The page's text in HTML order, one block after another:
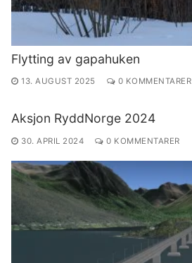
Flytting av gapahuken
13. AUGUST 2025 0 KOMMENTARER
Aksjon RyddNorge 2024
30. APRIL 2024 0 KOMMENTARER